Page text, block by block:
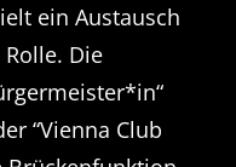
ein Austausch
Die
“Vienna Club